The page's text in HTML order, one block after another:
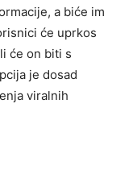
a biće im
će uprkos
će on biti s
je dosad
viralnih